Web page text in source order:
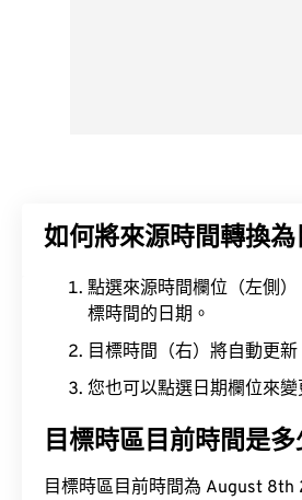
如何將來源時間轉換
點選來源時間欄位（左側
標時間的日期。
目標時間（右）將自動更新
您也可以點選日期欄位來變
目標時區目前時間是多
目標時區目前時間為 August